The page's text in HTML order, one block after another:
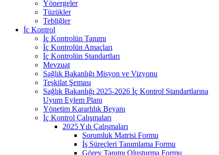
Yönergeler
Tüzükler
Tebliğler
İç Kontrol
İç Kontrolün Tanımı
İç Kontrolün Amaçları
İç Kontrolün Standartları
Mevzuat
Sağlık Bakanlığı Misyon ve Vizyonu
Teşkilat Şeması
Sağlık Bakanlığı 2025-2026 İç Kontrol Standartlarına
Uyum Eylem Planı
Yönetim Kararlılık Beyanı
İç Kontrol Çalışmaları
2025 Yılı Çalışmaları
Sorumluk Matrisi Formu
İş Süreçleri Tanımlama Formu
Görev Tanımı Oluşturma Formu